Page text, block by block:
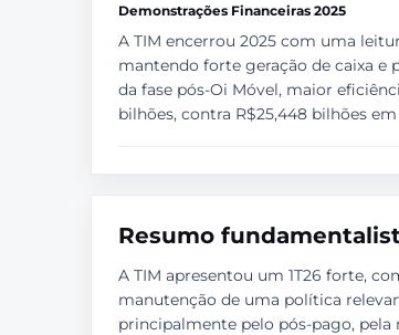
Demonstrações Financeiras 2025
A TIM encerrou 2025 com uma
mantendo forte geração de caixa e
da fase pós-Oi Móvel, maior
bilhões, contra R$25,448 bilhões em
Resumo
A TIM apresentou um 1T26 forte,
manutenção de uma política
principalmente pelo pós-pago, pela